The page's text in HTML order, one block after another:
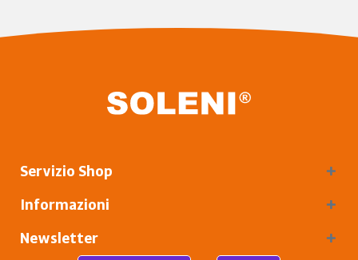
Servizio Shop
Informazioni
Newsletter